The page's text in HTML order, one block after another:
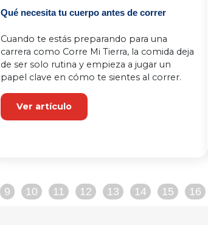
Qué necesita tu cuerpo antes de correr
Cuando te estás preparando para una
carrera como Corre Mi Tierra, la comida deja
de ser solo rutina y empieza a jugar un
papel clave en cómo te sientes al correr.
Ver artículo
9 10 11 12 13 14 15 16